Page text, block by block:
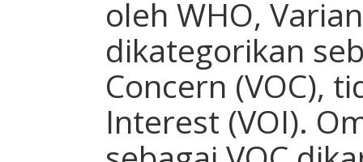
oleh WHO,
dikategorikan
Concern (VOC),
Interest (VOI).